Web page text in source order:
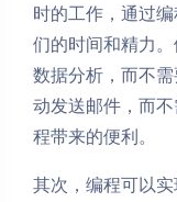
时的工作，通过
们的时间和精力
数据分析，而不
动发送邮件，而
程带来的便利。
其次，编程可以